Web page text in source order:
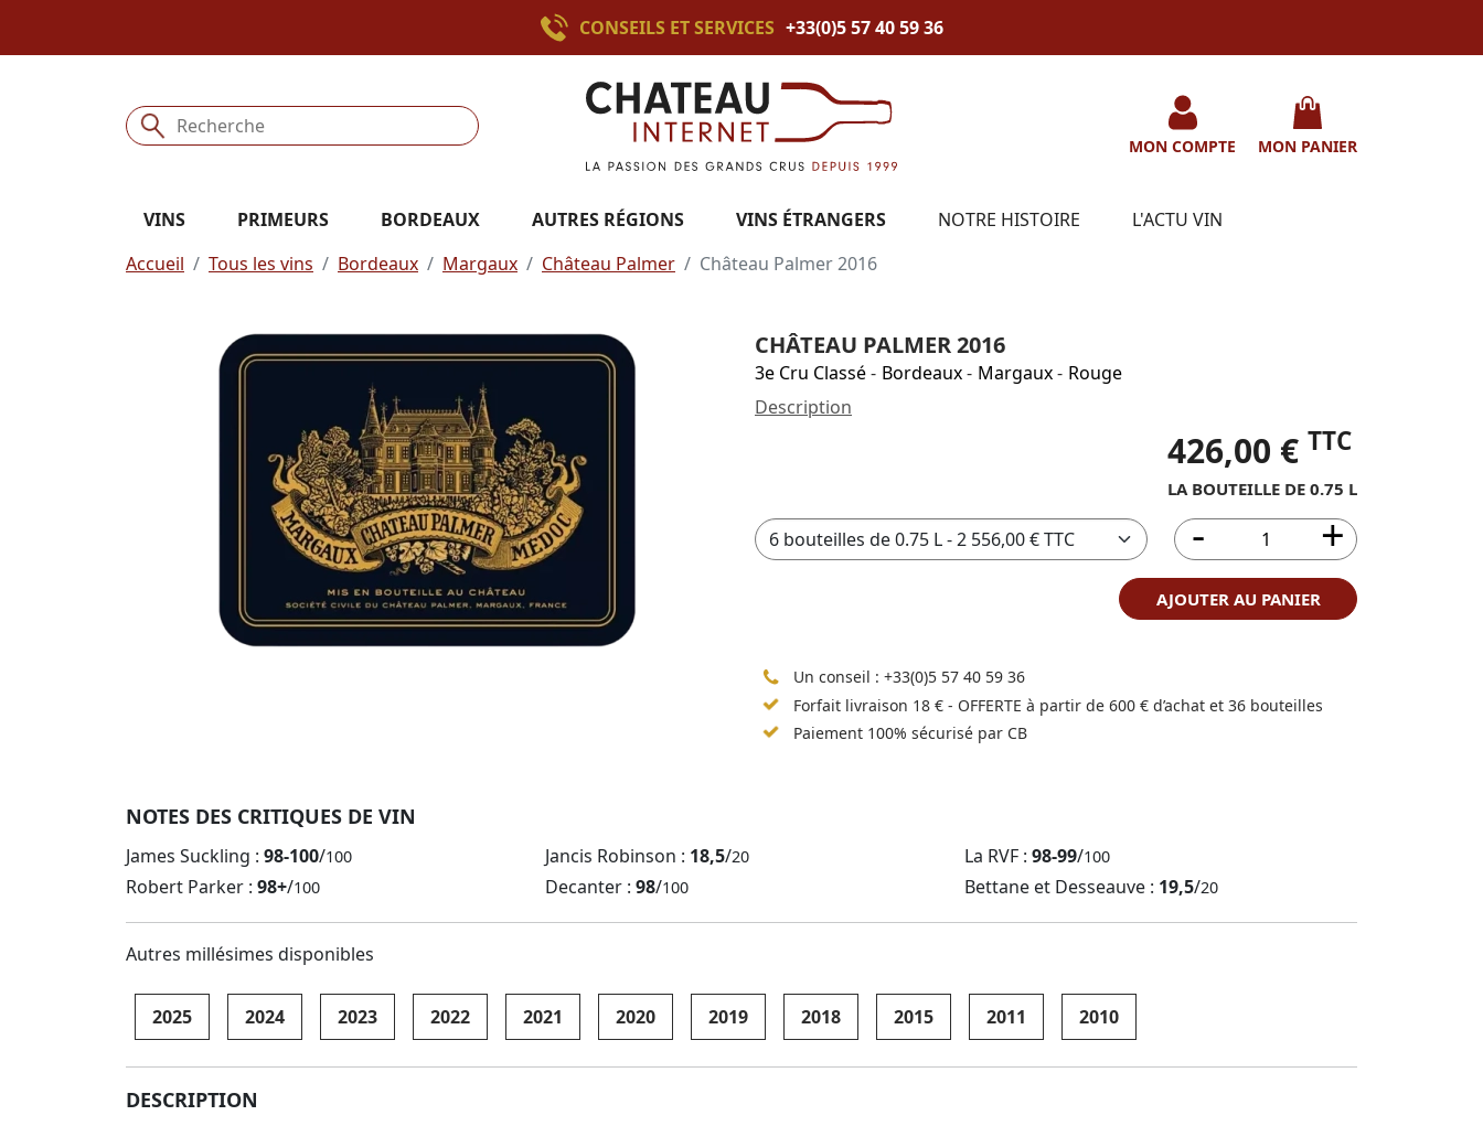
CONSEILS ET SERVICES +33(0)5 57 40 59 36
MON COMPTE MON PANIER
VINS PRIMEURS BORDEAUX AUTRES RÉGIONS VINS ÉTRANGERS NOTRE HISTOIRE
L'ACTU VIN
Accueil
Tous les vins Bordeaux Margaux Château Palmer Château Palmer 2016
CHÂTEAU PALMER 2016
3e Cru Classé- Bordeaux- Margaux- Rouge
Description
426,00 € TTC
LA BOUTEILLE DE 0.75 L
AJOUTER AU PANIER
Un conseil : +33(0)5 57 40 59 36
Forfait livraison 18 € - OFFERTE à partir de 600 € d’achat et 36 bouteilles
Paiement 100% sécurisé par CB
NOTES DES CRITIQUES DE VIN
James Suckling : 98-100/100 Jancis Robinson : 18,5/20 La RVF : 98-99/100
Robert Parker : 98+/100 Decanter : 98/100 Bettane et Desseauve : 19,5/20
Autres millésimes disponibles
2025 2024 2023 2022 2021 2020 2019 2018 2015 2011 2010
DESCRIPTION